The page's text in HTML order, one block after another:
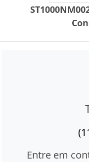
Entre em